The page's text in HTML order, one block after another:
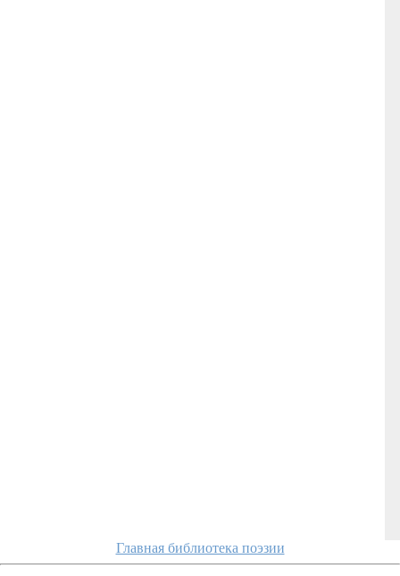
Главная библиотека поэзии